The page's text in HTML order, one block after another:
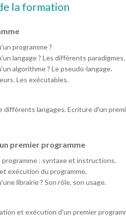
la formation
programme ?
langage ? Les différents paradigmes.
algorithme ? Le pseudo-langage.
Les exécutables.
différents langages. Ecriture d'un
premier programme
: syntaxe et instructions.
exécution du programme.
librairie ? Son rôle, son usage.
et exécution d'un premier